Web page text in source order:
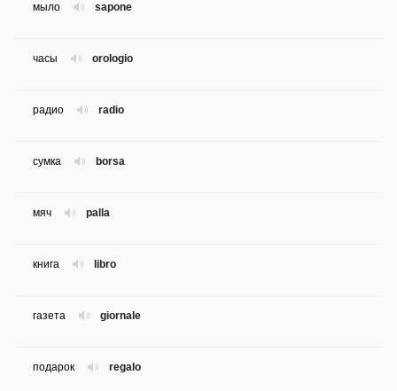
sapone
мыло
orologio
часы
radio
радио
borsa
сумка
palla
мяч
libro
книга
giornale
газета
regalo
подарок